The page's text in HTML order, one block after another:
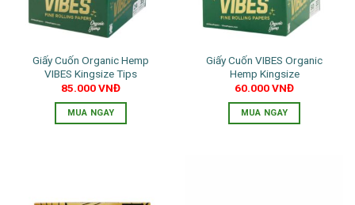
Giấy Cuốn Organic Hemp
VIBES Kingsize Tips
85.000VNĐ
MUA NGAY
Giấy Cuốn VIBES Organic
Hemp Kingsize
60.000VNĐ
MUA NGAY